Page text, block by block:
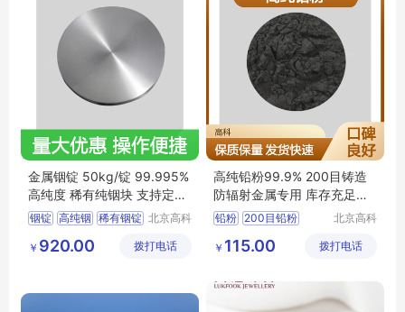
金属铟锭 50kg/锭 99.995%
高纯度 稀有纯铟块 支持定制
保质保量
铟锭 高纯铟 稀有铟锭 北京高科
技有限公
￥ 920.00 拨打电话
高纯铅粉99.9% 200目铸造
防辐射金属专用 库存充足发
货快
铅粉 200目铅粉
3N铅粉
北京高科
技有限公
￥ 115.00 拨打电话